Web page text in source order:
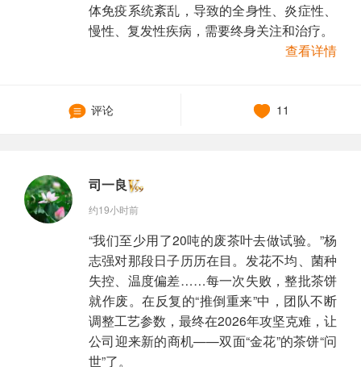
体免疫系统紊乱，导致的全身性、炎症性、
慢性、复发性疾病，需要终身关注和治疗。
查看详情
评论 11
司一良
约19小时前
“我们至少用了20吨的废茶叶去做试验。”杨
志强对那段日子历历在目。发花不均、菌种
失控、温度偏差……每一次失败，整批茶饼
就作废。在反复的“推倒重来”中，团队不断
调整工艺参数，最终在2026年攻坚克难，让
公司迎来新的商机——双面“金花”的茶饼“问
世”了。